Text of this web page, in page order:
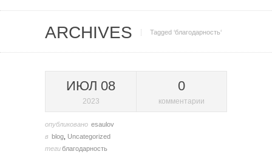
ARCHIVES Tagged ‘благодарность‘
ИЮЛ 08
2023
0
комментарии
опубликовано esaulov
в blog Uncategorized
тегиблагодарность